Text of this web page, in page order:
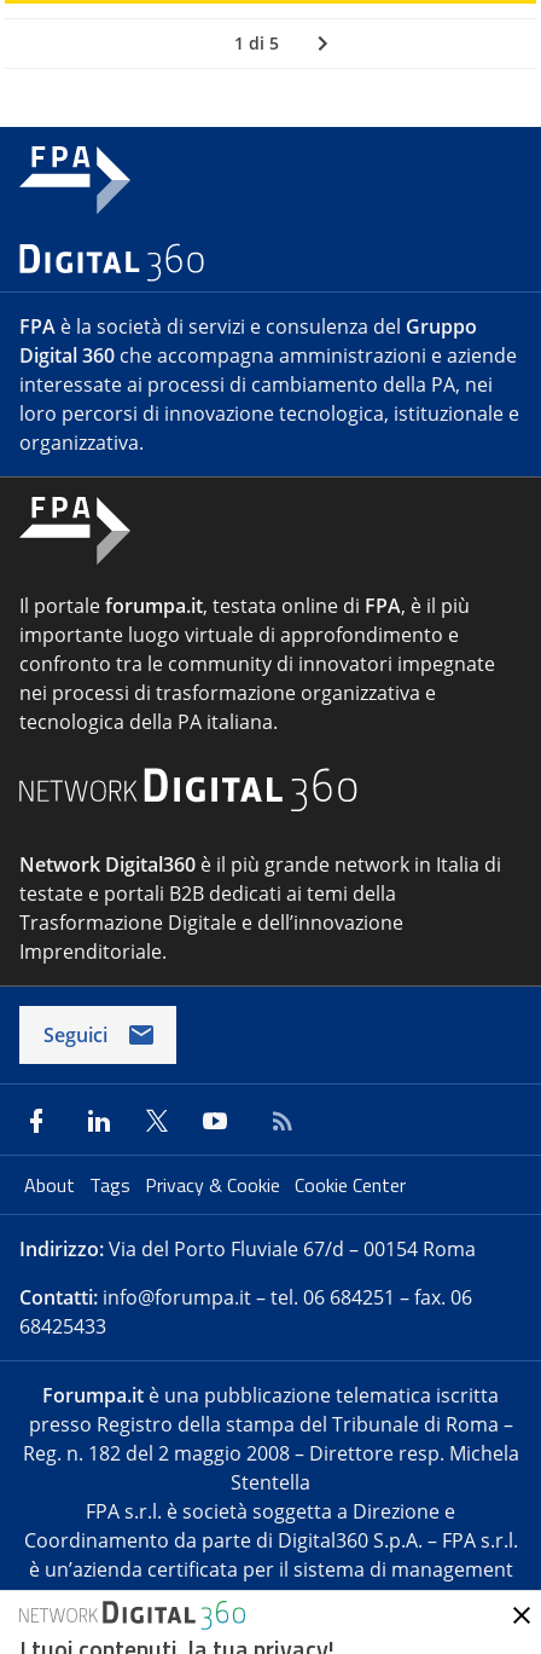
1 di 5
FPA è la società di servizi e consulenza del Gruppo
Digital 360 che accompagna amministrazioni e aziende
interessate ai processi di cambiamento della PA, nei
loro percorsi di innovazione tecnologica, istituzionale e
organizzativa.
Il portaleforumpa.it, testata online di FPA, è il più
importante luogo virtuale di approfondimento e
confronto tra le community di innovatori impegnate
nei processi di trasformazione organizzativa e
tecnologica della PA italiana.
Network Digital360 è il più grande network in Italia di
testate e portali B2B dedicati ai temi della
Trasformazione Digitale e dell’innovazione
Imprenditoriale.
Seguici
About Tags Privacy & Cookie Cookie Center
Indirizzo:Via del Porto Fluviale 67/d – 00154 Roma
Contatti: info@forumpa.it– tel. 06 684251 – fax. 06
68425433
Forumpa.it è una pubblicazione telematica iscritta
presso Registro della stampa del Tribunale di Roma –
Reg. n. 182 del 2 maggio 2008 – Direttore resp. Michela
Stentella
FPA s.r.l. è società soggetta a Direzione e
Coordinamento da parte di Digital360 S.p.A. – FPA s.r.l.
è un’azienda certificata per il sistema di management
di qualità SQS (ISO 9001)
Codice Fiscale/Partita IVA n. 10693191008 – R.E.A. Roma